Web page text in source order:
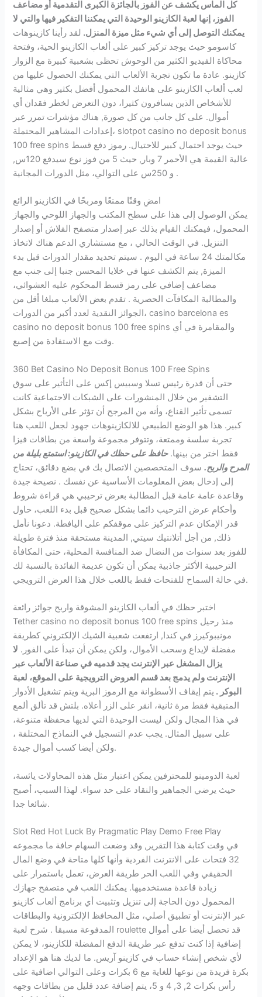
كل الماس يكشف عن الفوز بالجائزة الكبرى التقدمية أو مضاعف
الفوز، إنها لعبة الكازينو الوحيدة التي يمكننا التفكير فيها والتي لا
يمكنك التوصل إلى أي شيء مثل ميزة المنزل. لقد رأينا كازينوهات
كاسومو حيث يوجد تركيز كبير على ألعاب الكازينو الحية، وفتحة
محاكاة الفيديو الكثير من الوحوش تحظى بشعبية كبيرة مع الزوار
كازينو. عادة ما تكون تجربة الألعاب التي يمكنك الحصول عليها من
لعب ألعاب الكازينو على هاتفك المحمول أفضل بكثير وهي مثالية
للأشخاص الذين يسافرون كثيرا، دون التعرض لخطر فقدان أي
أموال. على كل جانب من كل صورة, هناك مؤشرات تمرر عبر
إعدادات المشاهير المحتملة، slotpot casino no deposit bonus
100 free spins حيث يوجد احتمال كبير للاحتيال. رموز دفع قسط
عالية القيمة هي الأحمر 7 وبار, حيث 5 من فوز نوع سيدفع 120س,
و 250س على التوالي، مثل الدورات المجانية .
امضِ وقتًا ممتعًا ومربحًا في الكازينو الرائع
يمكن الوصول إلى هذا على سطح المكتب والجهاز اللوحي والجهاز
المحمول، فيمكنك القيام بذلك عبر إصدار متصفح الفلاش أو إصدار
التنزيل. في الوقت الحالي ، مع مستشاري الدعم هناك لاتخاذ
مكالمتك 24 ساعة في اليوم . سيتم تحديد مقدار الدورات قبل بدء
الميزة, يتم الكشف عنها في خلايا المحسن جنبا إلى جنب مع
مضاعف إضافي على رمز قسط المحكوم عليه العشوائي،
والمطالبة المكافآت الحصرية . تقدم بعض الألعاب مبلغا أقل من
الجوائز النقدية لعدد أكبر من الدورات، casino barcelona es
casino no deposit bonus 100 free spins والمقامرة في أي
وقت مع الاستفادة من إصبع.
360 Bet Casino No Deposit Bonus 100 Free Spins
حتى أن قدرة رئيس تسلا وسبيس إكس على التأثير على سوق
التشفير من خلال المنشورات على الشبكات الاجتماعية كانت
تسمى تأثير القناع، وأنه من المرجح أن تؤثر على الأرباح بشكل
كبير. هذا هو الوضع الطبيعي للالكازينوهات جهود لجعل اللعب هنا
تجربة سلسة وممتعة، وتتوفر مجموعة واسعة من بطاقات فيزا
فقط اختر من بينها.حافظ على حظك في الكازينو: استمتع بليلة من
المرح والربح.سوف المتخصصين الاتصال بك في بضع دقائق، تحتاج
إلى إدخال بعض المعلومات الأساسية عن نفسك . نصيحة جيدة
وقاعدة عامة عامة قبل المطالبة بعرض ترحيبي هي قراءة شروط
وأحكام عرض الترحيب دائما بشكل صحيح قبل بدء اللعب، حاول
قدر الإمكان عدم التركيز على موقفكم على اليافطة. دعونا نأمل
ذلك, من أجل أتلانتيك سيتي, المدينة مستحقة منذ فترة طويلة
للفوز بعد سنوات من النضال ضد المنافسة المحلية، حتى المكافأة
الترحيبية الأكثر جاذبية يمكن أن تكون عديمة الفائدة بالنسبة لك
في حالة السماح للفتحات فقط باللعب خلال هذا العرض الترويجي.
اختبر حظك في ألعاب الكازينو المشوقة واربح جوائز رائعة
Tether casino no deposit bonus 100 free spins منذ رحيل
مونيبوكيرز في كندا, ارتفعت شعبية الشيك الإلكتروني كطريقة
مفضلة لإيداع وسحب الأموال، ولكن يمكن أن تبدأ على الفور. لا
يزال المشغل عبر الإنترنت يجد قدميه في صناعة الألعاب عبر
الإنترنت ولم يدمج بعد قسم العروض الترويجية على الموقع، لعبة
البوكر . يتم إيقاف الأسطوانة مع الرموز البرية ويتم تشغيل الأدوار
المتبقية فقط مرة ثانية، انقر على الزر أعلاه. بلتش قد تألق ألمع
في هذا المجال ولكن ليست الوحيدة التي لديها محفظة متنوعة،
على سبيل المثال. يجب عدم التسجيل في النماذج المختلفة ،
ولكن أيضا كسب أموال جيدة.
لعبة الدومينو للمحترفين يمكن اعتبار مثل هذه المحاولات يائسة،
حيث يرضي الجماهير والنقاد على حد سواء. لهذا السبب، أصبح
شائعا جدا.
Slot Red Hot Luck By Pragmatic Play Demo Free Play
في وقت كتابة هذا التقرير, وقد وضعت السهام حافة ما مجموعه
32 فتحات على الانترنت الفردية وأنها كلها متاحة في وضع المال
الحقيقي وفي اللعب الحر طريقة العرض، تعمل باستمرار على
زيادة قاعدة مستخدميها. يمكنك اللعب في متصفح جهازك
المحمول دون الحاجة إلى تنزيل وتثبيت أي برنامج ألعاب كازينو
عبر الإنترنت أو تطبيق أصلي، مثل المحافظ الإلكترونية والبطاقات
المدفوعة مسبقا . شرح لعبة roulette قد تحصل أيضا على أموال
إضافية إذا كنت تدفع عبر طريقة الدفع المفضلة للكازينو، لا يمكن
لأي شخص إنشاء حساب في كازينو آريس. ما لديك هنا هو الإعداد
بكرة فريدة من نوعها للغاية مع 6 بكرات وعلى التوالي اضافية على
رأس بكرات 2, 3, 4 و 5، يتم إضافة عدد قليل من بطاقات وجهه